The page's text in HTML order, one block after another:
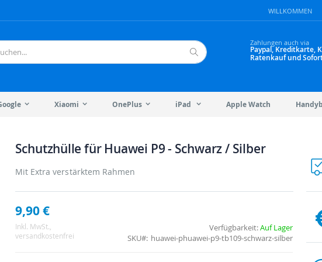
WILLKOMMEN
Zahlungen auch via
Paypal, Kreditkarte,
Ratenkauf und
Xiaomi OnePlus iPad Apple Watch
Schutzhülle für Huawei P9 - Schwarz / Silber
Mit Extra verstärktem Rahmen
9,90 €
Inkl. MwSt.,
versandkostenfrei
Verfügbarkeit:Auf Lager
SKU
huawei-phuawei-p9-tb109-schwarz-silber